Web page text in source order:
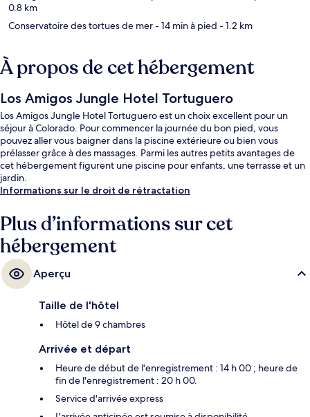
0.8 km
Conservatoire des tortues de mer- 14 min à pied - 1.2 km
À propos de cet hébergement
Los Amigos Jungle Hotel Tortuguero
Los Amigos Jungle Hotel Tortuguero est un choix excellent pour un
séjour à Colorado. Pour commencer la journée du bon pied, vous
pouvez aller vous baigner dans la piscine extérieure ou bien vous
prélasser grâce à des massages. Parmi les autres petits avantages de
cet hébergement figurent une piscine pour enfants, une terrasse et un
jardin.
Informations sur le droit de rétractation
Plus d’informations sur cet
hébergement
Aperçu
Taille de l'hôtel
Hôtel de 9 chambres
Arrivée et départ
Heure de début de l'enregistrement : 14 h 00 ; heure de
fin de l'enregistrement : 20 h 00.
Service d'arrivée express